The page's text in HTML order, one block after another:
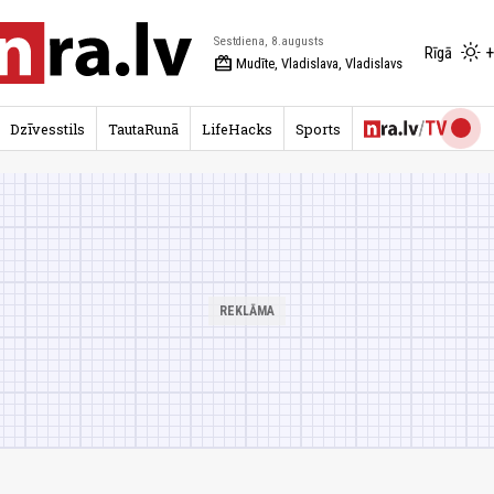
Sestdiena, 8.augusts
redeem Mudīte, Vladislava, Vladislavs
Rīgā
Dzīvesstils TautaRunā LifeHacks Sports